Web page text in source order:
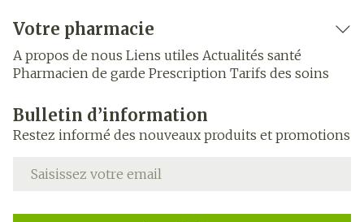
Votre pharmacie
A propos de nous Liens utiles Actualités santé
Pharmacien de garde Prescription Tarifs des soins
Bulletin d’information
Restez informé des nouveaux produits et promotions
Adresse mail